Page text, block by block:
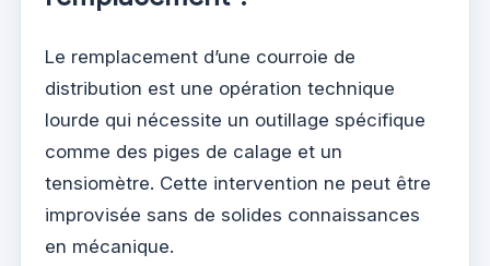
Le remplacement d’une courroie de
distribution est une opération technique
lourde qui nécessite un outillage spécifique
comme des piges de calage et un
tensiomètre. Cette intervention ne peut être
improvisée sans de solides connaissances
en mécanique.